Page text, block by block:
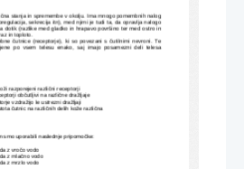
stanja in spremembe v okolju. Ima mnogo pomembnih nalog
sekrecija itn), med njimi je tudi ta, da opravlja nalogo
dotik (razlike med gladko in hrapavo površino ter med ostro in
in toploto.
čutnice (receptorje), ki so povezani s čutilnimi nevroni. Te
po   vsem   telesu   enako,   saj   imajo   posamezni   deli   telesa
razporejeni različni receptorji
občutljivi na različne dražljaje
vzdražijo le ustrezni dražljaji
čutnic na različnih delih kože različna
smo uporabili naslednje pripomočke:
z vročo vodo
z mlačno vodo
z mrzlo vodo